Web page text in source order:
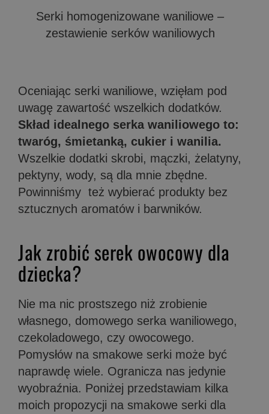
Serki homogenizowane waniliowe –
zestawienie serków waniliowych
Oceniając serki waniliowe, wzięłam pod
uwagę zawartość wszelkich dodatków.
Skład idealnego serka waniliowego to:
twaróg, śmietanką, cukier i wanilia.
Wszelkie dodatki skrobi, mączki, żelatyny,
pektyny, wody, są dla mnie zbędne.
Powinniśmy też wybierać produkty bez
sztucznych aromatów i barwników.
Jak zrobić serek owocowy dla
dziecka?
Nie ma nic prostszego niż zrobienie
własnego, domowego serka waniliowego,
czekoladowego, czy owocowego.
Pomysłów na smakowe serki może być
naprawdę wiele. Ogranicza nas jedynie
wyobraźnia. Poniżej przedstawiam kilka
moich propozycji na smakowe serki dla